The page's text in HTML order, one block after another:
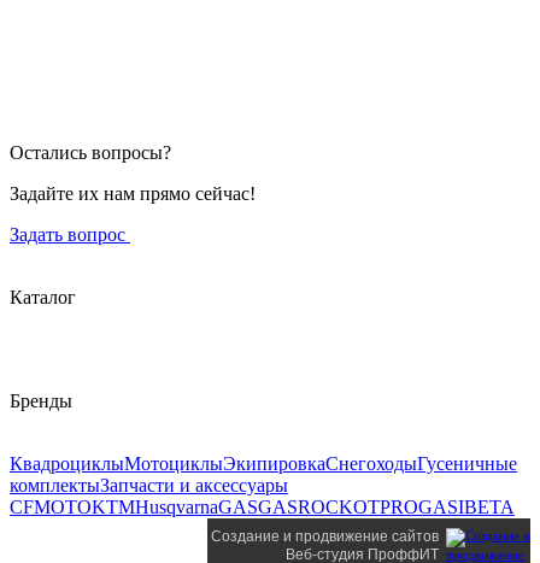
Остались вопросы?
Задайте их нам прямо сейчас!
Задать вопрос
Каталог
Бренды
КвадроциклыМотоциклыЭкипировкаСнегоходыГусеничные
комплектыЗапчасти и аксессуары
CFMOTOKTMHusqvarnaGASGASROCKOTPROGASIBETA
Создание и продвижение сайтов
Веб-студия ПроффИТ